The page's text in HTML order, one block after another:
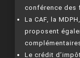
conférence des
La CAF, la
proposent
Le crédit